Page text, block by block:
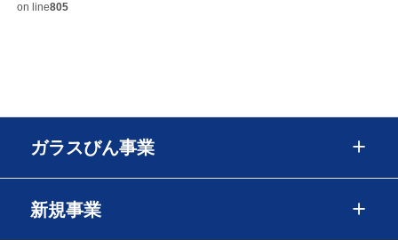
on line805
ガラスびん事業
新規事業